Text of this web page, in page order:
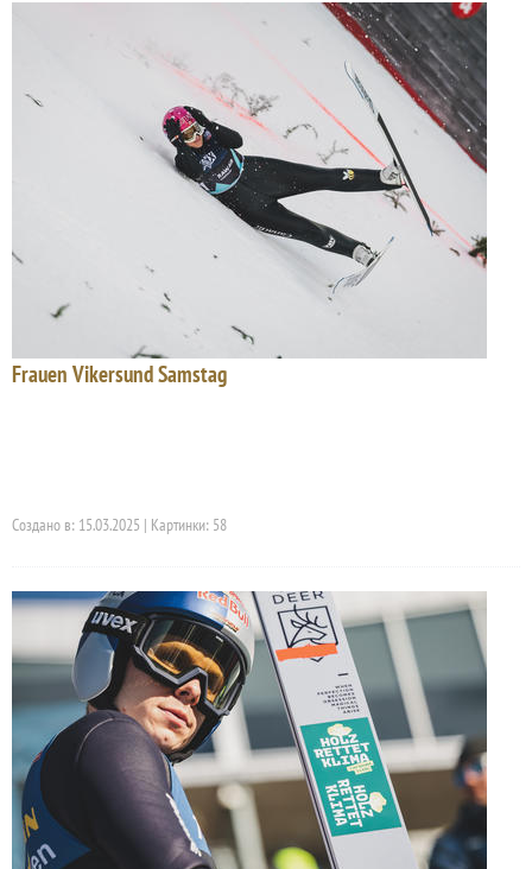
Frauen Vikersund Samstag
Создано в: 15.03.2025 | Картинки: 58